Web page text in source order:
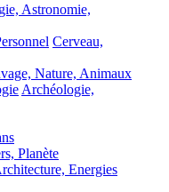
Astronomie,
Cerveau,
Nature, Animaux
Archéologie,
Planète
Energies